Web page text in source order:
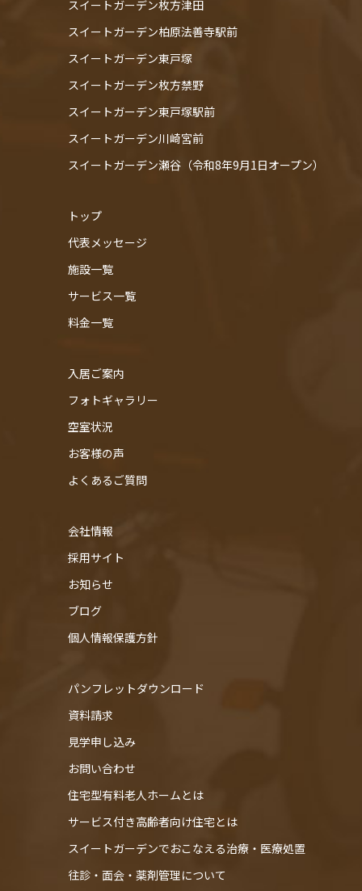
スイートガーデン枚方津田
スイートガーデン柏原法善寺駅前
スイートガーデン東戸塚
スイートガーデン枚方禁野
スイートガーデン東戸塚駅前
スイートガーデン川崎宮前
スイートガーデン瀬谷（令和8年9月1日オープン）
トップ
代表メッセージ
施設一覧
サービス一覧
料金一覧
入居ご案内
フォトギャラリー
空室状況
お客様の声
よくあるご質問
会社情報
採用サイト
お知らせ
ブログ
個人情報保護方針
パンフレットダウンロード
資料請求
見学申し込み
お問い合わせ
住宅型有料老人ホームとは
サービス付き高齢者向け住宅とは
スイートガーデンでおこなえる治療・医療処置
往診・⾯会・薬剤管理について